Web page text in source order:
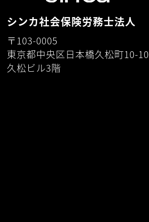
シンカ社会保険労務士法人
〒103-0005
東京都中央区日本橋久松町10-10
久松ビル3階